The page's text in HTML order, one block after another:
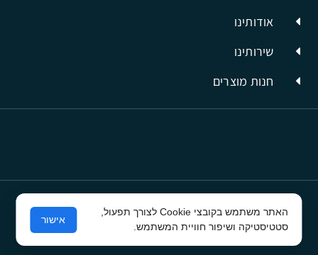
אודותינו
שירותינו
חנות מוצרים
© כל הזכויות שמורות לסיבים תשתיות תקשורת
האתר משתמש בקובצי Cookie לצורך תפעול,
סטטיסטיקה ושיפור חוויית המשתמש.
אישור